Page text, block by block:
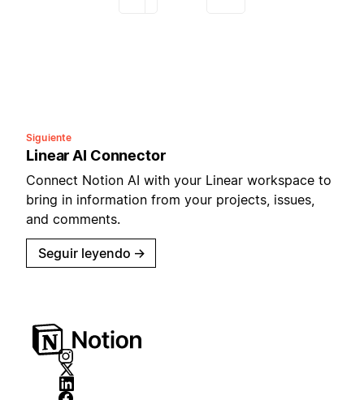
Siguiente
Linear AI Connector
Connect Notion AI with your Linear workspace to
bring in information from your projects, issues,
and comments.
Seguir leyendo →